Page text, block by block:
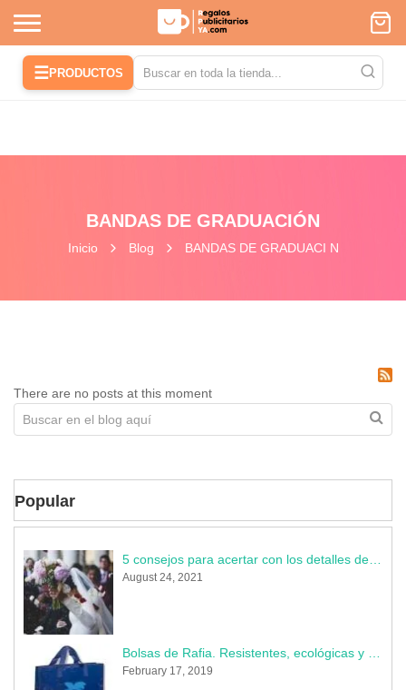
☰PRODUCTOS
BANDAS DE GRADUACIÓN
Inicio Blog BANDAS DE GRADUACI N
There are no posts at this moment
Popular
August 24, 2021
February 17, 2019